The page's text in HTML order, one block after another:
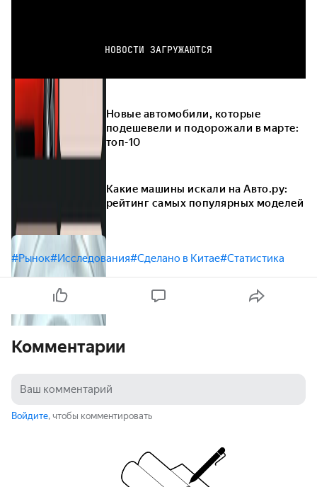
НОВОСТИ ЗАГРУЖАЮТСЯ
Новые автомобили, которые
подешевели и подорожали в марте:
топ-10
Какие машины искали на Авто.ру:
рейтинг самых популярных моделей
#Рынок#Исследования#Сделано в Китае#Статистика
Комментарии
Войдите, чтобы комментировать